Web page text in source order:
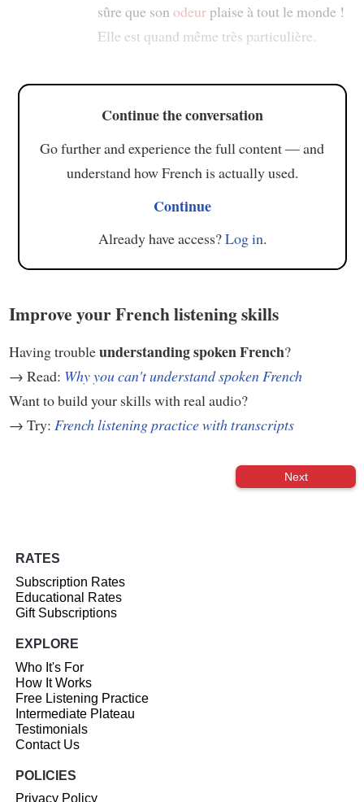
sûre que son odeurplaise à tout le monde !
Elle est quand même très particulière.
Continue the conversation
Go further and experience the full content — and
understand how French is actually used.
Continue
Already have access?Log in.
Improve your French listening skills
Having troubleunderstanding spoken French?
→ Read: Why you can't understand spoken French
Want to build your skills with real audio?
→ Try: French listening practice with transcripts
Next
RATES
Subscription Rates
Educational Rates
Gift Subscriptions
EXPLORE
Who It's For
How It Works
Free Listening Practice
Intermediate Plateau
Testimonials
Contact Us
POLICIES
Privacy Policy